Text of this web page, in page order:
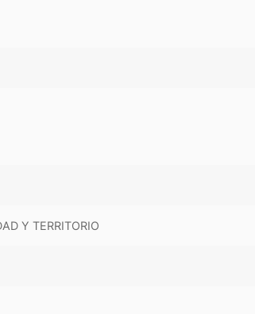
Y TERRITORIO